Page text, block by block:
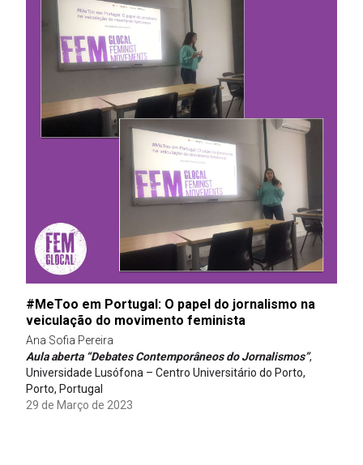
#MeToo em Portugal: O papel do jornalismo na
veiculação do movimento feminista
Ana Sofia Pereira
Aula aberta “Debates Contemporâneos do Jornalismos”,
Universidade Lusófona – Centro Universitário do Porto,
Porto, Portugal
29 de Março de 2023